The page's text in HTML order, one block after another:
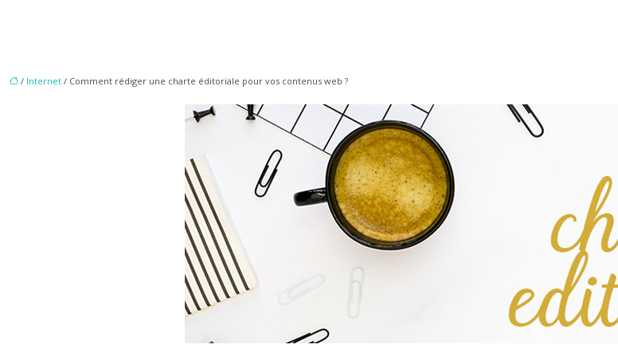
/ Internet / Comment rédiger une charte éditoriale pour vos contenus web ?